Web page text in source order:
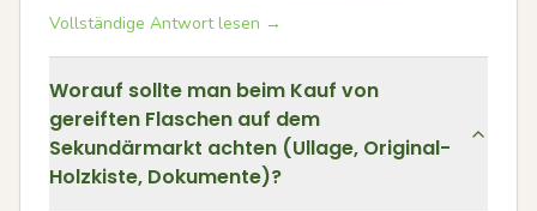
Vollständige Antwort lesen →
Worauf sollte man beim Kauf von
gereiften Flaschen auf dem
Sekundärmarkt achten (Ullage, Original-
Holzkiste, Dokumente)?